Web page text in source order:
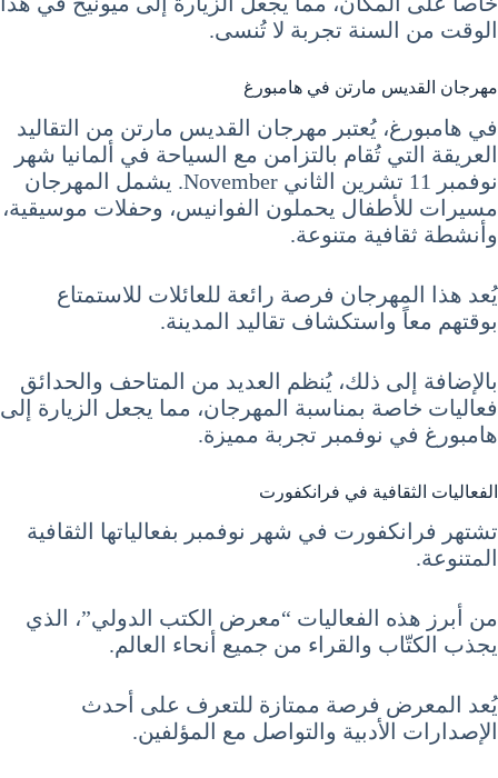
الوقت من السنة تجربة لا تُنسى.
مهرجان القديس مارتن في هامبورغ
في هامبورغ، يُعتبر مهرجان القديس مارتن من التقاليد
العريقة التي تُقام بالتزامن مع السياحة في ألمانيا شهر
نوفمبر 11 تشرين الثاني November. يشمل المهرجان
مسيرات للأطفال يحملون الفوانيس، وحفلات موسيقية،
وأنشطة ثقافية متنوعة.
يُعد هذا المهرجان فرصة رائعة للعائلات للاستمتاع
بوقتهم معاً واستكشاف تقاليد المدينة.
بالإضافة إلى ذلك، يُنظم العديد من المتاحف والحدائق
فعاليات خاصة بمناسبة المهرجان، مما يجعل الزيارة إلى
هامبورغ في نوفمبر تجربة مميزة.
الفعاليات الثقافية في فرانكفورت
تشتهر فرانكفورت في شهر نوفمبر بفعالياتها الثقافية
المتنوعة.
من أبرز هذه الفعاليات “معرض الكتب الدولي”، الذي
يجذب الكتّاب والقراء من جميع أنحاء العالم.
يُعد المعرض فرصة ممتازة للتعرف على أحدث
الإصدارات الأدبية والتواصل مع المؤلفين.